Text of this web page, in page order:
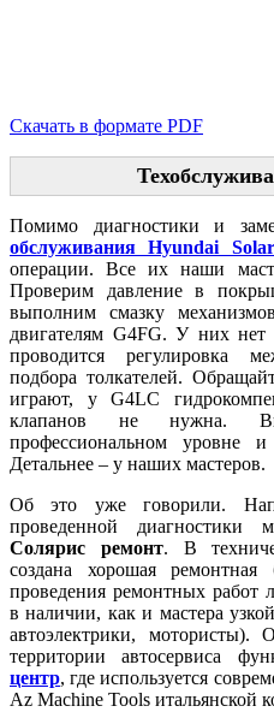
Скачать в формате PDF
Помимо диагностики и
обслуживания Hyundai
операции. Все их наши
Проверим давление в
выполним смазку
двигателям G4FG. У них нет
проводится регулировка
подбора толкателей.
играют, у G4LC
клапанов не нужна.
профессиональном уровне
Детальнее – у наших мастеров.
Об это уже говорили.
проведенной диагностики
Солярис ремонт. В
создана хорошая
проведения ремонтных работ
в наличии, как и мастера
автоэлектрики, мотористы).
территории автосервиса
центр, где используется
Az Machine Tools итальянской